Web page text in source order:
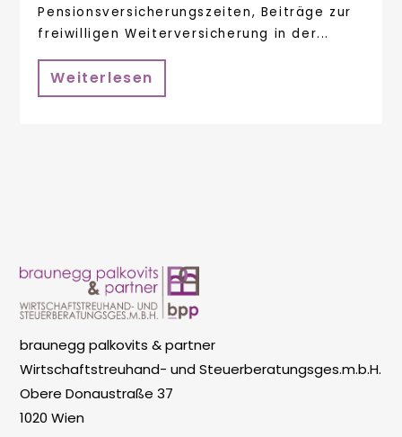
Pensionsversicherungszeiten, Beiträge zur
freiwilligen Weiterversicherung in der...
Weiterlesen
braunegg palkovits & partner
Wirtschaftstreuhand- und Steuerberatungsges.m.b.H.
Obere Donaustraße 37
1020 Wien